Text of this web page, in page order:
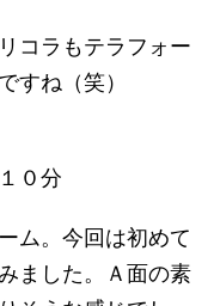
コラもテラフォー
すね（笑）
０分
ム。今回は初めて
ました。Ａ面の素